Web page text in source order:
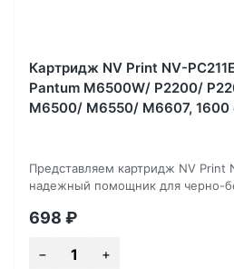
Картридж NV Print NV-
Pantum M6500W/ P2200/
M6500/ M6550/ M6607, 1600
Представляем картридж NV Print
надежный помощник для черно-
698 ₽